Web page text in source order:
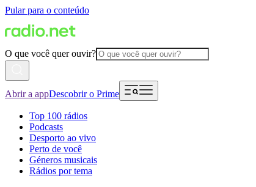
Pular para o conteúdo
O que você quer ouvir?
Abrir a appDescobrir o Prime
Top 100 rádios
Podcasts
Desporto ao vivo
Perto de você
Géneros musicais
Rádios por tema